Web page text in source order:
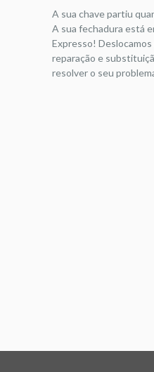
A sua chave partiu
A sua fechadura está
Expresso!
reparação e
resolver o seu